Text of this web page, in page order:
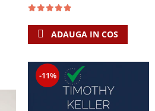
ADAUGA IN COS
-11%